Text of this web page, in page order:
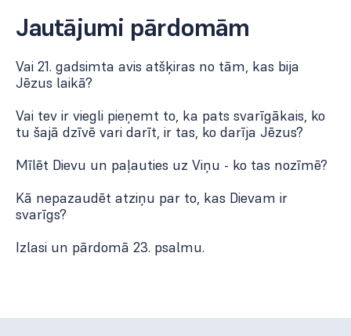
Jautājumi pārdomām
Vai 21. gadsimta avis atšķiras no tām, kas bija
Jēzus laikā?
Vai tev ir viegli pieņemt to, ka pats svarīgākais, ko
tu šajā dzīvē vari darīt, ir tas, ko darīja Jēzus?
Mīlēt Dievu un paļauties uz Viņu - ko tas nozīmē?
Kā nepazaudēt atziņu par to, kas Dievam ir
svarīgs?
Izlasi un pārdomā 23. psalmu.